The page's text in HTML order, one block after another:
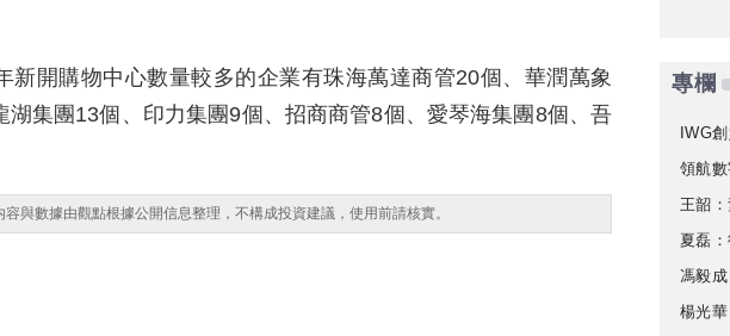
新開購物中心數量較多的企業有珠海萬達商管20個、華潤萬象
湖集團13個、印力集團9個、招商商管8個、愛琴海集團8個、吾
與數據由觀點根據公開信息整理，不構成投資建議，使用前請核實。
專欄
IWG
領航
王韶
夏磊
馮毅
楊光